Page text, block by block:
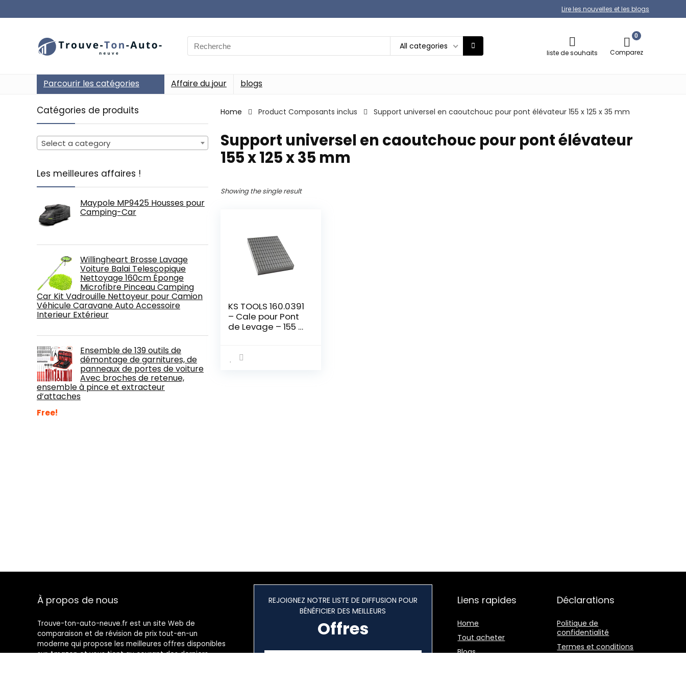
Lire les nouvelles et les blogs
Search
for:
All categories
liste de souhaits
0
Comparez
Parcourir les catégories Affaire du jour blogs
Catégories de produits
Select a category
Les meilleures affaires !
Maypole MP9425 Housses pour
Camping-Car
Willingheart Brosse Lavage
Voiture Balai Telescopique
Nettoyage 160cm Éponge
Microfibre Pinceau Camping
Car Kit Vadrouille Nettoyeur pour Camion
Véhicule Caravane Auto Accessoire
Interieur Extérieur
Ensemble de 139 outils de
démontage de garnitures, de
panneaux de portes de voiture
Avec broches de retenue,
ensemble à pince et extracteur
d’attaches
Free!
Home Product Composants inclus ‎Support universel en caoutchouc pour pont élévateur 155 x 125 x 35 mm
‎Support universel en caoutchouc pour pont élévateur
155 x 125 x 35 mm
Showing the single result
KS TOOLS 160.0391
– Cale pour Pont
de Levage – 155 x
À propos de nous
Trouve-ton-auto-neuve.fr est un site Web de
comparaison et de révision de prix tout-en-un
moderne qui propose les meilleures offres disponibles
sur Amazon et vous tient au courant des derniers
REJOIGNEZ NOTRE LISTE DE DIFFUSION POUR
BÉNÉFICIER DES MEILLEURS
Offres
Liens rapides
Home
Tout acheter
Blogs
Déclarations
Politique de
confidentialité
Termes et conditions